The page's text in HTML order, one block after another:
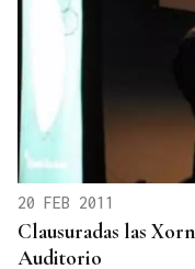
20 FEB 2011
Clausuradas las
Auditorio